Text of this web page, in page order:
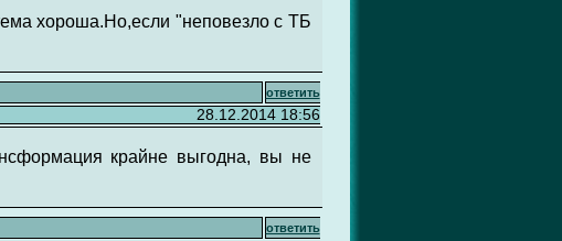
хороша.Но,если "неповезло с ТБ
ответить
28.12.2014 18:56
крайне выгодна, вы не
ответить